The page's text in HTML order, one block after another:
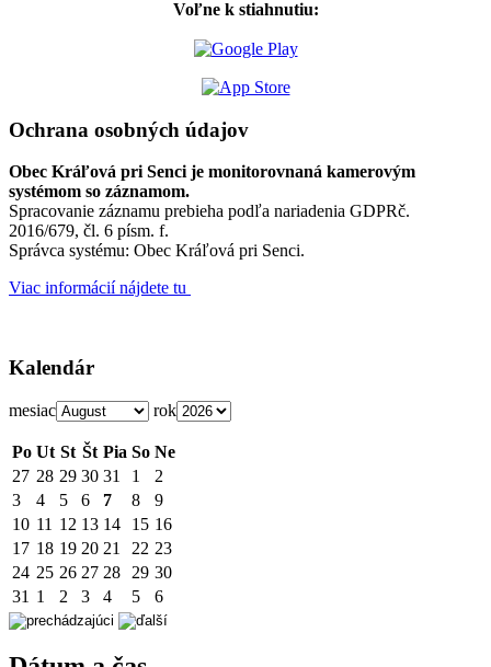
Voľne k stiahnutiu:
Ochrana osobných údajov
Obec Kráľová pri Senci je monitorovnaná kamerovým
systémom so záznamom.
Spracovanie záznamu prebieha podľa nariadenia GDPRč.
2016/679, čl. 6 písm. f.
Správca systému: Obec Kráľová pri Senci.
Viac informácií nájdete tu
Kalendár
mesiac rok
Po Ut St Št Pia So Ne
27 28 29 30 31 1
2
3
4 5 6 7 8
9
10 11 12 13 14 15 16
17 18 19 20 21 22 23
24 25 26 27 28 29 30
31 1 2 3 4 5 6